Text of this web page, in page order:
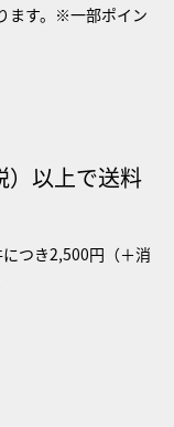
ます。※一部ポイン
）以上で送料
つき2,500円（＋消